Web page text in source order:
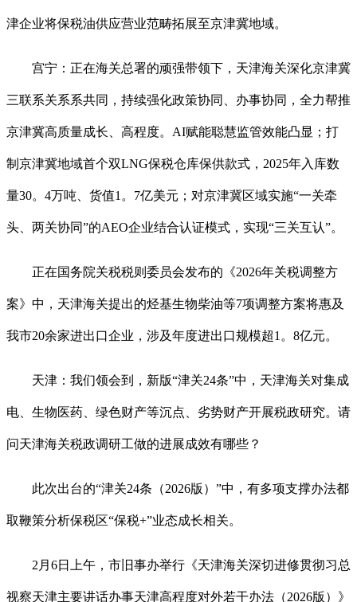
津企业将保税油供应营业范畴拓展至京津冀地域。
宫宁：正在海关总署的顽强带领下，天津海关深化京津冀
三联系关系系共同，持续强化政策协同、办事协同，全力帮推
京津冀高质量成长、高程度。AI赋能聪慧监管效能凸显；打
制京津冀地域首个双LNG保税仓库保供款式，2025年入库数
量30。4万吨、货值1。7亿美元；对京津冀区域实施“一关牵
头、两关协同”的AEO企业结合认证模式，实现“三关互认”。
正在国务院关税税则委员会发布的《2026年关税调整方
案》中，天津海关提出的烃基生物柴油等7项调整方案将惠及
我市20余家进出口企业，涉及年度进出口规模超1。8亿元。
天津：我们领会到，新版“津关24条”中，天津海关对集成
电、生物医药、绿色财产等沉点、劣势财产开展税政研究。请
问天津海关税政调研工做的进展成效有哪些？
此次出台的“津关24条（2026版）”中，有多项支撑办法都
取鞭策分析保税区“保税+”业态成长相关。
2月6日上午，市旧事办举行《天津海关深切进修贯彻习总
视察天津主要讲话办事天津高程度对外若干办法（2026版）》